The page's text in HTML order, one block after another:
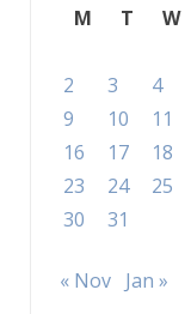
M
T W
2
3 4
9
10 11
16
17 18
23
24 25
30
31
« Nov Jan »